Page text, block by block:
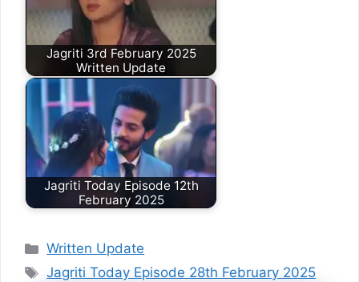
Jagriti 3rd February 2025
Written Update
Jagriti Today Episode 12th
February 2025
Categories
Written Update
Tags
Jagriti Today Episode 28th February 2025